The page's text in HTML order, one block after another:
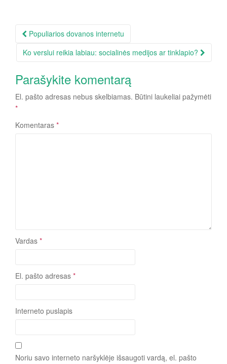
Įrašo
navigacija
Populiarios dovanos internetu
Ko verslui reikia labiau: socialinės medijos ar tinklapio?
Parašykite komentarą
El. pašto adresas nebus skelbiamas. Būtini laukeliai pažymėti
*
Komentaras *
Vardas *
El. pašto adresas *
Interneto puslapis
Noriu savo interneto naršyklėje išsaugoti vardą, el. pašto